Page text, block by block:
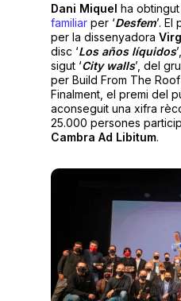
Dani Miquel ha
familiarper ‘Desfem’. El
per la dissenyadora
disc ‘Los años líquidos
sigut ‘City walls’, del
per Build From The
Finalment, el premi del
aconseguit una xifra
25.000 persones
Cambra Ad Libitum.